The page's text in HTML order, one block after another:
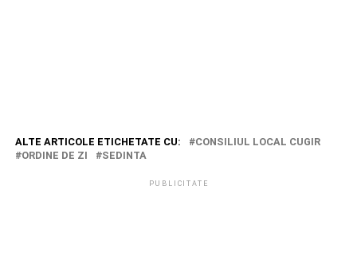
ALTE ARTICOLE ETICHETATE CU:
CONSILIUL LOCAL CUGIR
ORDINE DE ZI
SEDINTA
PUBLICITATE